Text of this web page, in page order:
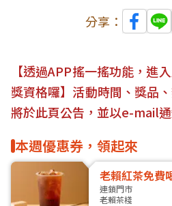
分享：
【透過APP搖一搖功能，進
獎資格囉】活動時間、獎品
將於此頁公告，並以e-mail通
本週優惠券，領起來
老賴紅茶免費
連鎖門市
老賴茶棧